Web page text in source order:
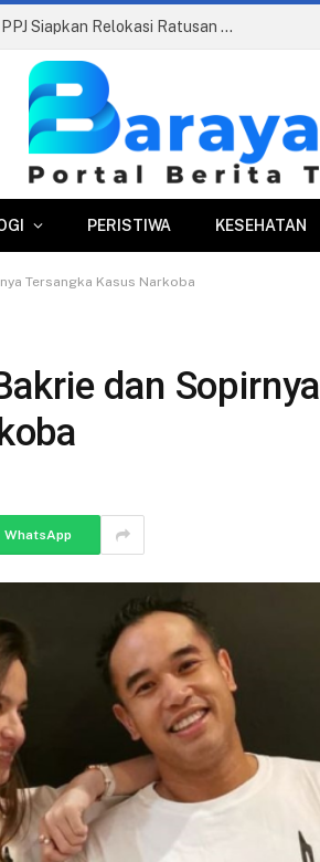
Pasar Merdeka Segera Beroperasi, PPJ Siapkan Relokasi Ratusan Pedagang dan PKL
PERISTIWA KESEHATAN
Tersangka Kasus Narkoba
dan Sopirnya
WhatsApp